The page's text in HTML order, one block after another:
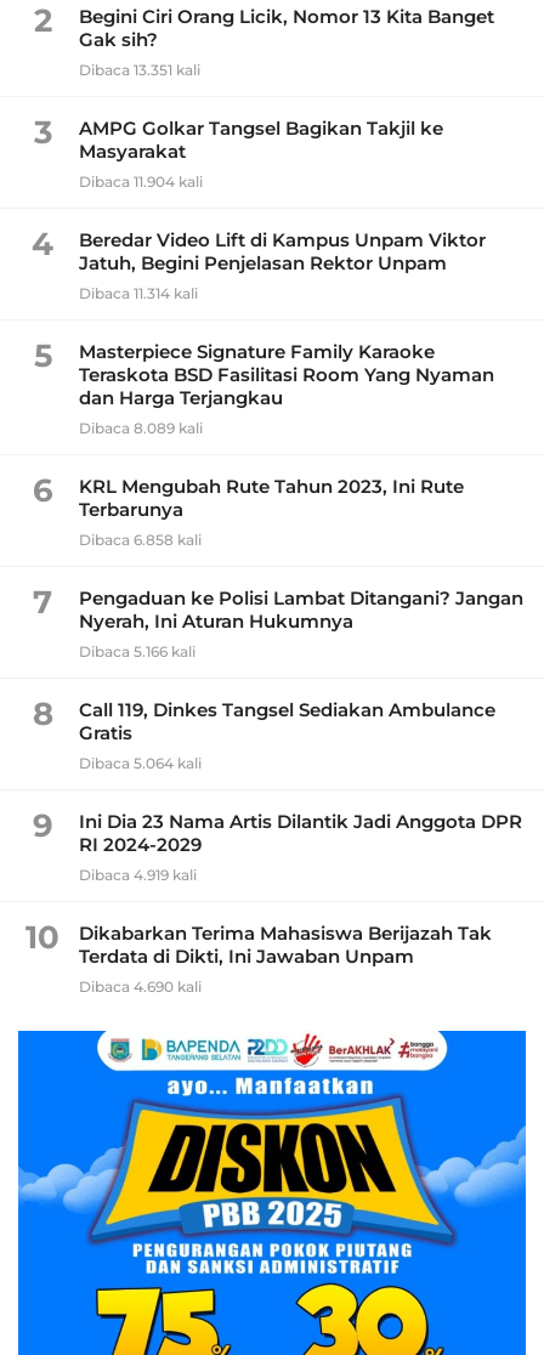
2
Begini Ciri Orang Licik, Nomor 13 Kita Banget
Gak sih?
Dibaca 13.351 kali
3
AMPG Golkar Tangsel Bagikan Takjil ke
Masyarakat
Dibaca 11.904 kali
4
Beredar Video Lift di Kampus Unpam Viktor
Jatuh, Begini Penjelasan Rektor Unpam
Dibaca 11.314 kali
5
Masterpiece Signature Family Karaoke
Teraskota BSD Fasilitasi Room Yang Nyaman
dan Harga Terjangkau
Dibaca 8.089 kali
6
KRL Mengubah Rute Tahun 2023, Ini Rute
Terbarunya
Dibaca 6.858 kali
7
Pengaduan ke Polisi Lambat Ditangani? Jangan
Nyerah, Ini Aturan Hukumnya
Dibaca 5.166 kali
8
Call 119, Dinkes Tangsel Sediakan Ambulance
Gratis
Dibaca 5.064 kali
9
Ini Dia 23 Nama Artis Dilantik Jadi Anggota DPR
RI 2024-2029
Dibaca 4.919 kali
10
Dikabarkan Terima Mahasiswa Berijazah Tak
Terdata di Dikti, Ini Jawaban Unpam
Dibaca 4.690 kali